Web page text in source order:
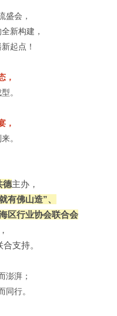
盛会，
新构建，
起点！
，
。
，
。
德主办，
有佛山造”、
区行业协会联合会
支持。
澎湃；
同行。